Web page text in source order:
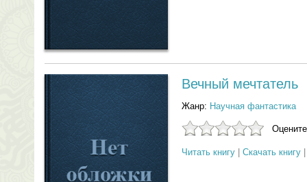
Вечный мечтатель
Жанр: Научная фантастика
Читать книгу Скачать книгу